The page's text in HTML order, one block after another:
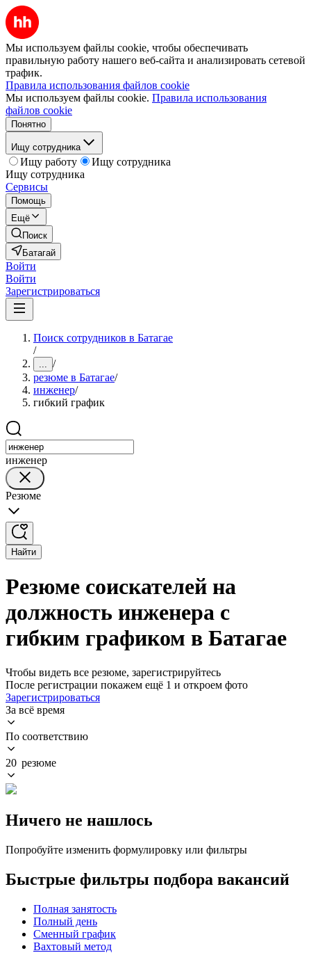
Мы используем файлы cookie, чтобы обеспечивать
правильную работу нашего веб-сайта и анализировать сетевой
трафик.
Правила использования файлов cookie
Мы используем файлы cookie. Правила использования
файлов cookie
Понятно
Ищу сотрудника
Ищу работу
Ищу сотрудника
Ищу сотрудника
Сервисы
Помощь
Ещё
Поиск
Батагай
Войти
Войти
Зарегистрироваться
Поиск сотрудников в Батагае
/
... /
резюме в Батагае/
инженер/
гибкий график
инженер
Резюме
Найти
Резюме соискателей на
должность инженера с
гибким графиком в Батагае
Чтобы видеть все резюме, зарегистрируйтесь
После регистрации покажем ещё 1 и откроем фото
Зарегистрироваться
За всё время
По соответствию
20 резюме
Ничего не нашлось
Попробуйте изменить формулировку или фильтры
Быстрые фильтры подбора вакансий
Полная занятость
Полный день
Сменный график
Вахтовый метод